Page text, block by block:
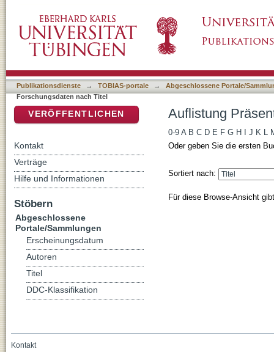
Publikationsdienste → TOBIAS-portale →
Abgeschlossene Portale/
Forschungsdaten nach Titel
Auflistung
0-9 A B C D E F G H J K L
Oder geben Sie die ersten
Sortiert nach:
Für diese Browse-Ansicht
VERÖFFENTLICHEN
Kontakt
Verträge
Hilfe und Informationen
Stöbern
Abgeschlossene
Portale/Sammlungen
Erscheinungsdatum
Autoren
Titel
DDC-Klassifikation
Kontakt